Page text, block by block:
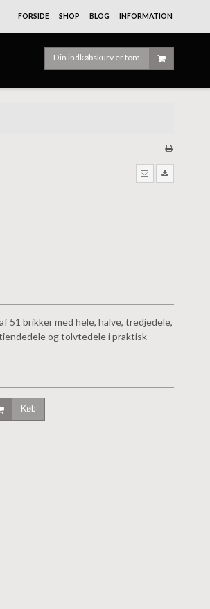
FORSIDE SHOP BLOG INFORMATION
Din indkøbskurv er tom
51 brikker med hele, halve, tredjedele,
og tolvtedele i praktisk
Køb